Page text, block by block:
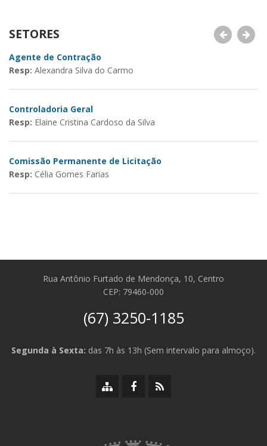
SETORES
Agente de Contração
Resp: Alexandra Silva do Carmo
Controladoria Geral
Resp: Elaine Cristina Cardoso da Silva
Comissão Permanente de Licitação
Resp: Célia Gomes Farias
Rua Antônio Furtado de Mendonça, 10, Centro
CEP: 79460-000
(67) 3250-1185
Segunda à Sexta: das 7h às 13h (Sem intervalo para almoço).
MapaFacebook
RSS